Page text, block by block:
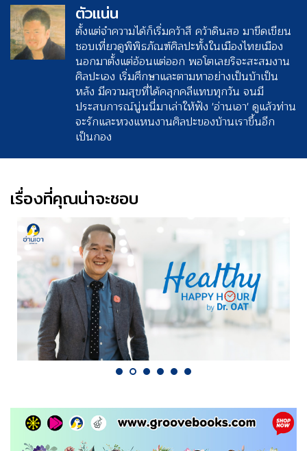
ตัวแน่น
ตั้งแต่จำความได้ก็เริ่มคว้าสี คว้าดินสอ มาขีดเขียน
ชอบเที่ยวดูพิพิธภัณฑ์ศิลปะทั้งในเมืองไทยเมือง
นอกมาตั้งแต่อ้อนแต่ออก พอโตเลยริจะสะสมงาน
ศิลปะเอง เริ่มศึกษาและตามหาอย่างเป็นบ้าเป็น
หลัง มีความสุขที่ได้คลุกคลีแทบทุกวัน จนมี
ประสบการณ์นู่นนี่มาเล่าให้ฟัง 'อ่านเอา' ดูแล้วท่าน
จะรักและหวงแหนงานศิลปะของบ้านเราขึ้นอีก
เป็นกอง
เรื่องที่คุณน่าจะชอบ